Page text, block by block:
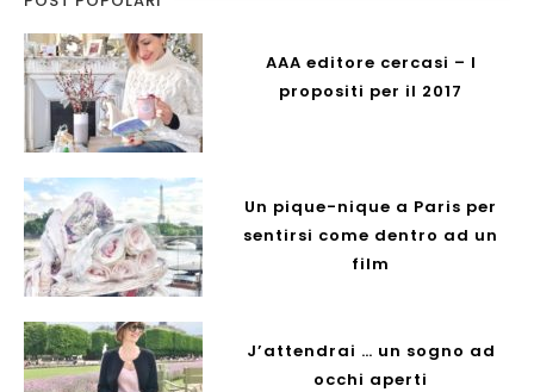
AAA editore cercasi – I
propositi per il 2017
Un pique-nique a Paris per
sentirsi come dentro ad un
film
J’attendrai … un sogno ad
occhi aperti